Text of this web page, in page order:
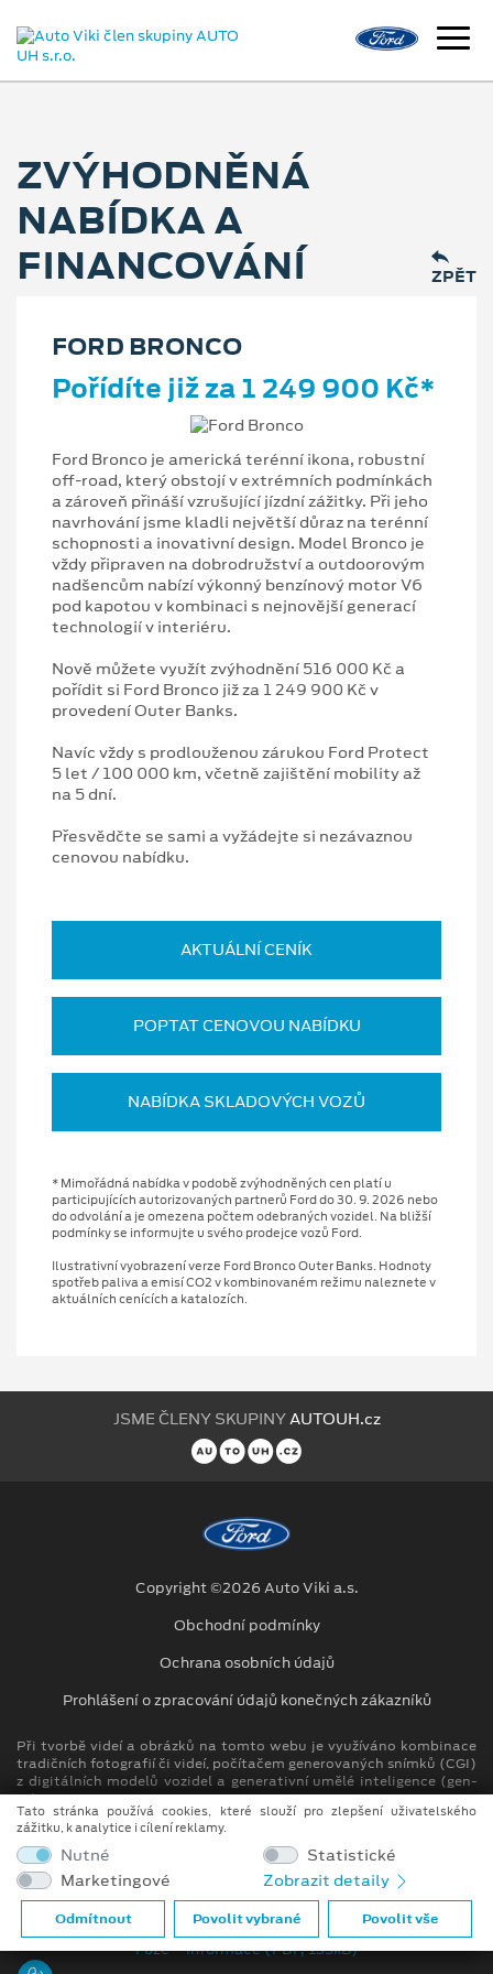
ZVÝHODNĚNÁ
NABÍDKA A
FINANCOVÁNÍ
ZPĚT
FORD BRONCO
Pořídíte již za 1 249 900 Kč*
Ford Bronco je americká terénní ikona, robustní
off-road, který obstojí v extrémních podmínkách
a zároveň přináší vzrušující jízdní zážitky. Při jeho
navrhování jsme kladli největší důraz na terénní
schopnosti a inovativní design. Model Bronco je
vždy připraven na dobrodružství a outdoorovým
nadšencům nabízí výkonný benzínový motor V6
pod kapotou v kombinaci s nejnovější generací
technologií v interiéru.
Nově můžete využít zvýhodnění 516 000 Kč a
pořídit si Ford Bronco již za 1 249 900 Kč v
provedení Outer Banks.
Navíc vždy s prodlouženou zárukou Ford Protect
5 let / 100 000 km, včetně zajištění mobility až
na 5 dní.
Přesvědčte se sami a vyžádejte si nezávaznou
cenovou nabídku.
AKTUÁLNÍ CENÍK
POPTAT CENOVOU NABÍDKU
NABÍDKA SKLADOVÝCH VOZŮ
* Mimořádná nabídka v podobě zvýhodněných cen platí u
participujících autorizovaných partnerů Ford do 30. 9. 2026 nebo
do odvolání a je omezena počtem odebraných vozidel. Na bližší
podmínky se informujte u svého prodejce vozů Ford.
Ilustrativní vyobrazení verze Ford Bronco Outer Banks. Hodnoty
spotřeb paliva a emisí CO2 v kombinovaném režimu naleznete v
aktuálních cenících a katalozích.
JSME ČLENY SKUPINYAUTOUH.cz
Copyright ©2026 Auto Viki a.s.
Obchodní podmínky
Ochrana osobních údajů
Prohlášení o zpracování údajů konečných zákazníků
Při tvorbě videí a obrázků na tomto webu je využíváno kombinace
tradičních fotografií či videí, počítačem generovaných snímků (CGI)
z digitálních modelů vozidel a generativní umělé inteligence (gen-
AI).
Auto Viki člen skupiny AUTO UH s.r.o.
IČ: 264 93 276, DIČ: CZ26493276
Spisová značka C 146744 vedená u Krajského soudu v Brně
Compliance (PDF, 51kB)
Fúze – informace (PDF, 133kB)
Tato stránka používá cookies, které slouží pro zlepšení uživatelského
zážitku, k analytice i cílení reklamy.
Nutné
Statistické
Marketingové
Zobrazit detaily
Odmítnout Povolit vybrané Povolit vše